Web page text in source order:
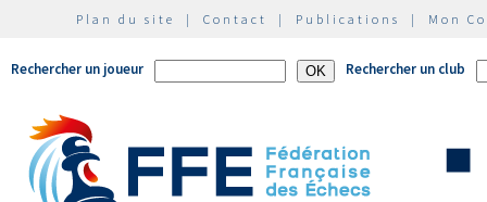
Plan du site | Contact | Publications | Mon
Rechercher un joueur Rechercher un club